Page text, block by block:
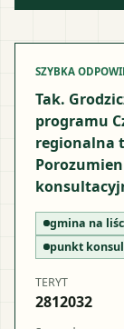
SZYBKA
Tak.
programu
regionalna
gmina na
punkt
TERYT
2812032